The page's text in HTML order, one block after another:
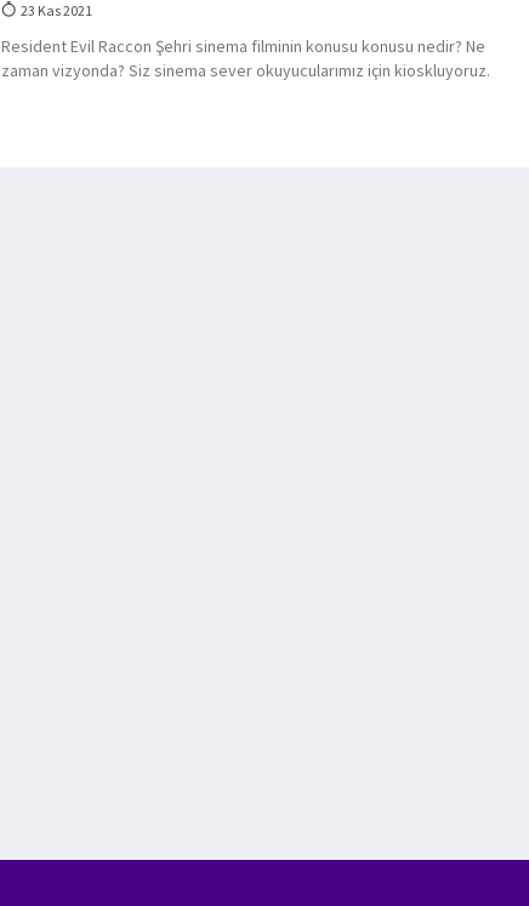
23 Kas 2021
Resident Evil Raccon Şehri sinema filminin konusu konusu nedir? Ne
zaman vizyonda? Siz sinema sever okuyucularımız için kioskluyoruz.